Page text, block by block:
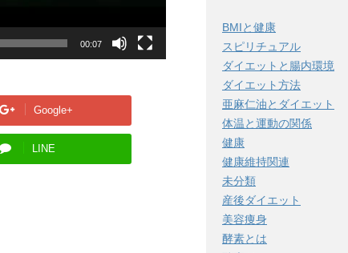
00:07
Google+
LINE
BMIと健康
スピリチュアル
ダイエットと腸内環境
ダイエット方法
亜麻仁油とダイエット
体温と運動の関係
健康
健康維持関連
未分類
産後ダイエット
美容痩身
酵素とは